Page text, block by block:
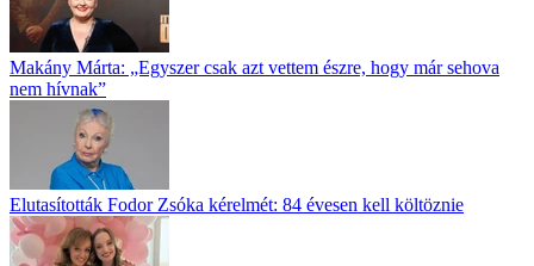
Makány Márta: „Egyszer csak azt vettem észre, hogy már sehova
nem hívnak”
Elutasították Fodor Zsóka kérelmét: 84 évesen kell költöznie